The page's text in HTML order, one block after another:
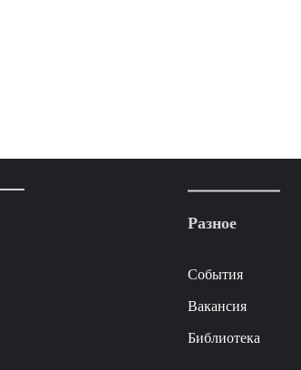
Разное
События
Вакансия
Библиотека